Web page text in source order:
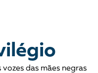
FORMATOS
das mães negras